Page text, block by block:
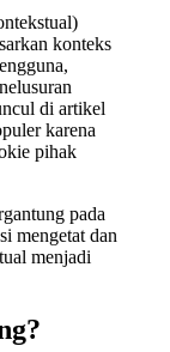
konteks
di artikel
karena
pihak
pada
mengetat dan
menjadi